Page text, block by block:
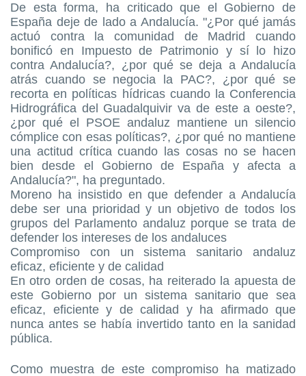
De esta forma, ha criticado que el Gobierno de
España deje de lado a Andalucía. "¿Por qué jamás
actuó contra la comunidad de Madrid cuando
bonificó en Impuesto de Patrimonio y sí lo hizo
contra Andalucía?, ¿por qué se deja a Andalucía
atrás cuando se negocia la PAC?, ¿por qué se
recorta en políticas hídricas cuando la Conferencia
Hidrográfica del Guadalquivir va de este a oeste?,
¿por qué el PSOE andaluz mantiene un silencio
cómplice con esas políticas?, ¿por qué no mantiene
una actitud crítica cuando las cosas no se hacen
bien desde el Gobierno de España y afecta a
Andalucía?", ha preguntado.
Moreno ha insistido en que defender a Andalucía
debe ser una prioridad y un objetivo de todos los
grupos del Parlamento andaluz porque se trata de
defender los intereses de los andaluces
Compromiso con un sistema sanitario andaluz
eficaz, eficiente y de calidad
En otro orden de cosas, ha reiterado la apuesta de
este Gobierno por un sistema sanitario que sea
eficaz, eficiente y de calidad y ha afirmado que
nunca antes se había invertido tanto en la sanidad
pública.
Como muestra de este compromiso ha matizado